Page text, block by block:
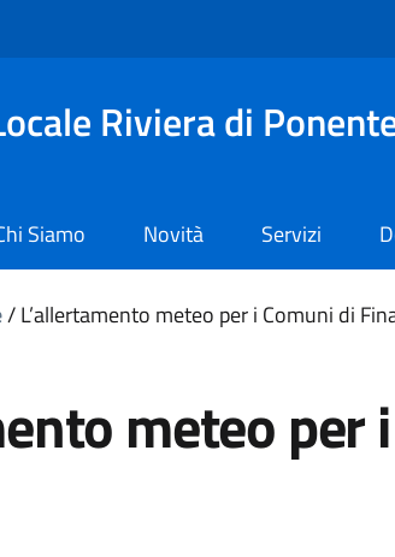
Riviera di
Siamo Novità Servizi
/L’allertamento meteo per i Comuni di
meteo